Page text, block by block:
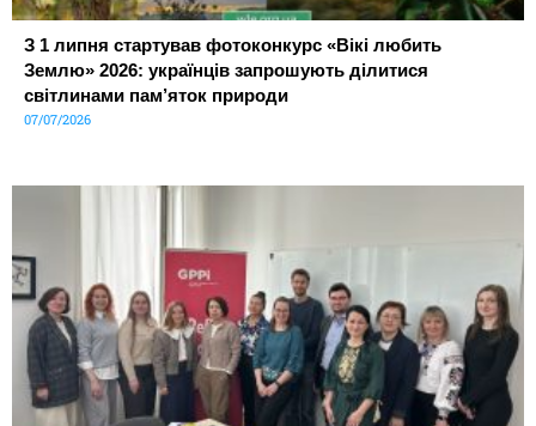
З 1 липня стартував фотоконкурс «Вікі любить
Землю» 2026: українців запрошують ділитися
світлинами пам’яток природи
07/07/2026